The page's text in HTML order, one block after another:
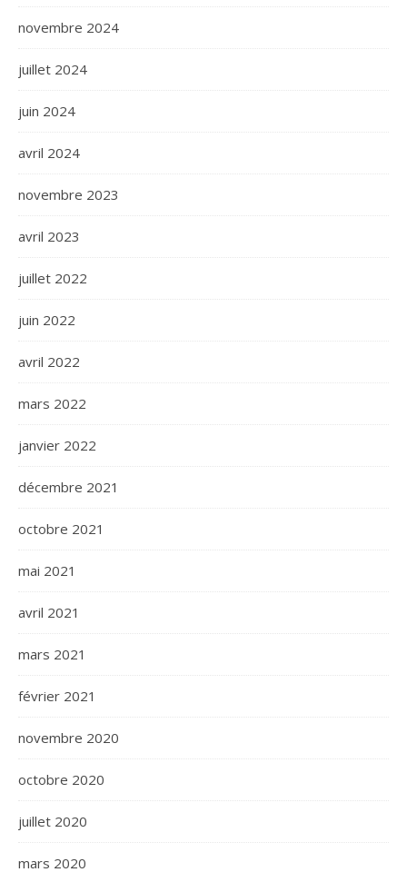
novembre 2024
juillet 2024
juin 2024
avril 2024
novembre 2023
avril 2023
juillet 2022
juin 2022
avril 2022
mars 2022
janvier 2022
décembre 2021
octobre 2021
mai 2021
avril 2021
mars 2021
février 2021
novembre 2020
octobre 2020
juillet 2020
mars 2020